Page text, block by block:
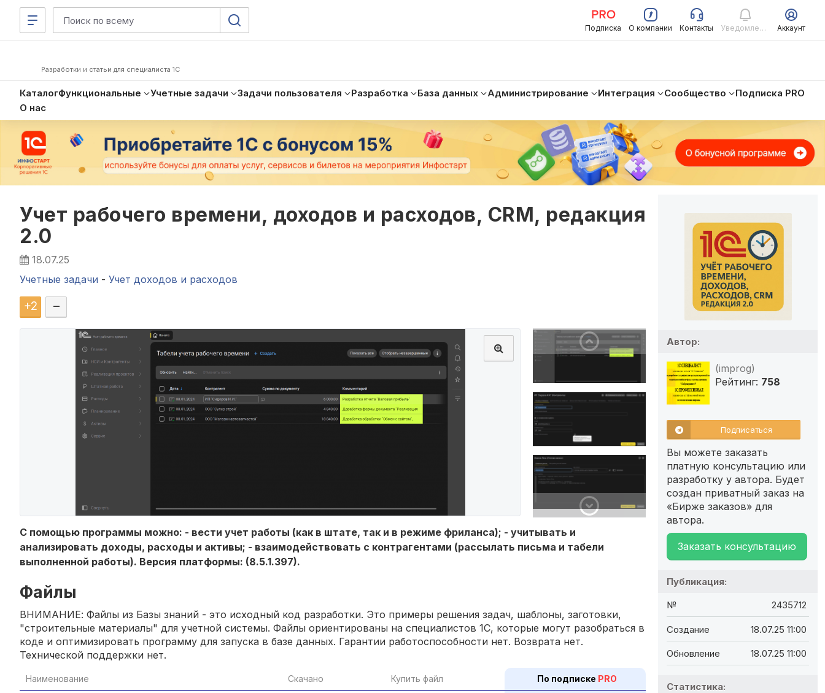
Подписка О компании Контакты Уведомления Аккаунт
Разработки и статьи для специалиста 1С
КаталогФункциональные Учетные задачи Задачи пользователя Разработка База данных Администрирование Интеграция Сообщество
Подписка PRO
О нас
Учет рабочего времени, доходов и расходов, CRM, редакция
2.0
18.07.25
Учетные задачи - Учет доходов и расходов
+2 –
С помощью программы можно: - вести учет работы (как в штате, так и в режиме фриланса); - учитывать и
анализировать доходы, расходы и активы; - взаимодействовать с контрагентами (рассылать письма и табели
выполненной работы). Версия платформы: (8.5.1.397).
Файлы
ВНИМАНИЕ: Файлы из Базы знаний - это исходный код разработки. Это примеры решения задач, шаблоны, заготовки,
"строительные материалы" для учетной системы. Файлы ориентированы на специалистов 1С, которые могут разобраться в
коде и оптимизировать программу для запуска в базе данных. Гарантии работоспособности нет. Возврата нет.
Технической поддержки нет.
Наименование Скачано Купить файл По подписке PRO
Автор:
(improg)
Рейтинг: 758
Подписаться
Вы можете заказать
платную консультацию или
разработку у автора. Будет
создан приватный заказ на
«Бирже заказов» для
автора.
Заказать консультацию
Публикация:
№ 2435712
Создание 18.07.25 11:00
Обновление 18.07.25 11:00
Статистика: